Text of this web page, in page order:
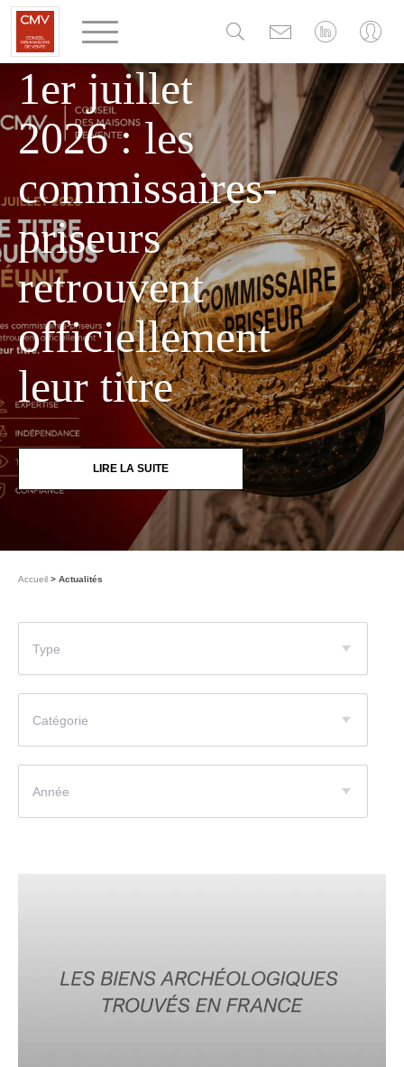
MERCREDI 1 JUILLET 2026
1er juillet
2026 : les
commissaires-
priseurs
retrouvent
officiellement
leur titre
LIRE LA SUITE
Accueil Actualités
Type
Catégorie
Année
Panneau de gestion des cookies